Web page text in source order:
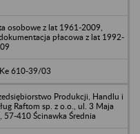
osobowe z lat 1961-2009,
płacowa z lat 1992-
610-39/03
Produkcji, Handlu i
Raftom sp. z o.o., ul. 3 Maja
57-410 Ścinawka Średnia